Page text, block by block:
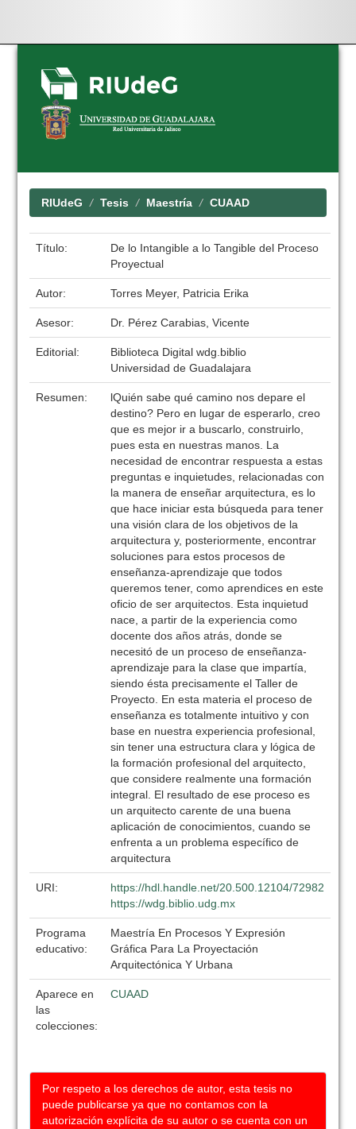
Skip
navigation
RIUdeG Tesis Maestría CUAAD
Título:
De lo Intangible a lo Tangible del Proceso
Proyectual
Autor: Torres Meyer, Patricia Erika
Asesor: Dr. Pérez Carabias, Vicente
Editorial:
Biblioteca Digital wdg.biblio
Universidad de Guadalajara
Resumen:
lQuién sabe qué camino nos depare el
destino? Pero en lugar de esperarlo, creo
que es mejor ir a buscarlo, construirlo,
pues esta en nuestras manos. La
necesidad de encontrar respuesta a estas
preguntas e inquietudes, relacionadas con
la manera de enseñar arquitectura, es lo
que hace iniciar esta búsqueda para tener
una visión clara de los objetivos de la
arquitectura y, posteriormente, encontrar
soluciones para estos procesos de
enseñanza-aprendizaje que todos
queremos tener, como aprendices en este
oficio de ser arquitectos. Esta inquietud
nace, a partir de la experiencia como
docente dos años atrás, donde se
necesitó de un proceso de enseñanza-
aprendizaje para la clase que impartía,
siendo ésta precisamente el Taller de
Proyecto. En esta materia el proceso de
enseñanza es totalmente intuitivo y con
base en nuestra experiencia profesional,
sin tener una estructura clara y lógica de
la formación profesional del arquitecto,
que considere realmente una formación
integral. El resultado de ese proceso es
un arquitecto carente de una buena
aplicación de conocimientos, cuando se
enfrenta a un problema específico de
arquitectura
URI:
https://hdl.handle.net/20.500.12104/72982
https://wdg.biblio.udg.mx
Programa
educativo:
Maestría En Procesos Y Expresión
Gráfica Para La Proyectación
Arquitectónica Y Urbana
Aparece en
las
colecciones:
CUAAD
Por respeto a los derechos de autor, esta tesis no
puede publicarse ya que no contamos con la
autorización explícita de su autor o se cuenta con un